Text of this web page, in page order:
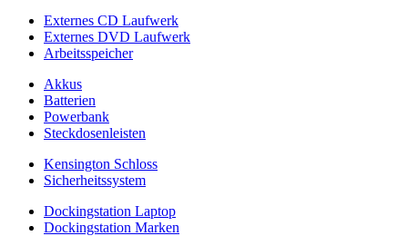
Externes CD Laufwerk
Externes DVD Laufwerk
Arbeitsspeicher
Akkus
Batterien
Powerbank
Steckdosenleisten
Kensington Schloss
Sicherheitssystem
Dockingstation Laptop
Dockingstation Marken